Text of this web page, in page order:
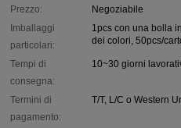
Prezzo:
Negoziabile
Imballaggi
particolari:
1pcs con una bolla
dei colori, 50pcs/
Tempi di
consegna:
10~30 giorni
Termini di
pagamento:
T/T, L/C o Western